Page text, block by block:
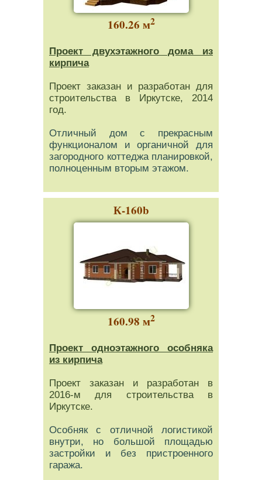
160.26 м2
Проект двухэтажного дома из
кирпича
Проект заказан и разработан для
строительства в Иркутске, 2014
год.
Отличный дом с прекрасным
функционалом и органичной для
загородного коттеджа планировкой,
полноценным вторым этажом.
К-160b
160.98 м2
Проект одноэтажного особняка
из кирпича
Проект заказан и разработан в
2016-м для строительства в
Иркутске.
Особняк с отличной логистикой
внутри, но большой площадью
застройки и без пристроенного
гаража.